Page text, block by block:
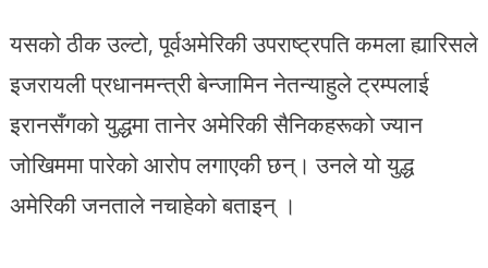
यसको ठीक उल्टो, पूर्वअमेरिकी उपराष्ट्रपति कमला ह्यारिसले
इजरायली प्रधानमन्त्री बेन्जामिन नेतन्याहुले ट्रम्पलाई
इरानसँगको युद्धमा तानेर अमेरिकी सैनिकहरूको ज्यान
जोखिममा पारेको आरोप लगाएकी छन्। उनले यो युद्ध
अमेरिकी जनताले नचाहेको बताइन् ।